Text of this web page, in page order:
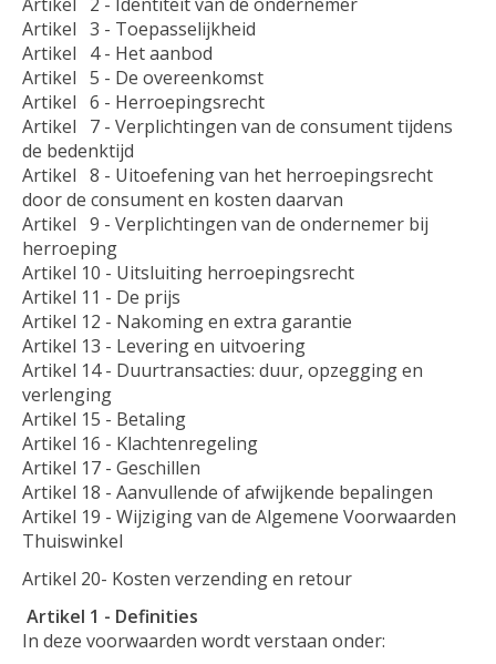
Artikel 3 - Toepasselijkheid
Artikel 4 - Het aanbod
Artikel 5 - De overeenkomst
Artikel 6 - Herroepingsrecht
Artikel 7 - Verplichtingen van de consument tijdens
de bedenktijd
Artikel 8 - Uitoefening van het herroepingsrecht
door de consument en kosten daarvan
Artikel 9 - Verplichtingen van de ondernemer bij
herroeping
Artikel 10 - Uitsluiting herroepingsrecht
Artikel 11 - De prijs
Artikel 12 - Nakoming en extra garantie
Artikel 13 - Levering en uitvoering
Artikel 14 - Duurtransacties: duur, opzegging en
verlenging
Artikel 15 - Betaling
Artikel 16 - Klachtenregeling
Artikel 17 - Geschillen
Artikel 18 - Aanvullende of afwijkende bepalingen
Artikel 19 - Wijziging van de Algemene Voorwaarden
Thuiswinkel
Artikel 20- Kosten verzending en retour
Artikel 1 - Definities
In deze voorwaarden wordt verstaan onder: